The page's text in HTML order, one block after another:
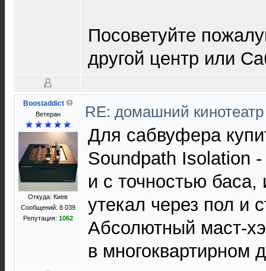
Посоветуйте
другой центр или
Boostaddict
Ветеран
Откуда: Киев
Сообщений: 8 039
Репутация: 1062
RE: домашний
Для сабвуфера
Soundpath Isolation
и с точностью
утекал через пол и
Абсолютный маст-
в многоквартирном